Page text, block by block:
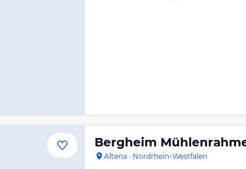
Bergheim
Altena · Nordrhein-Westfalen